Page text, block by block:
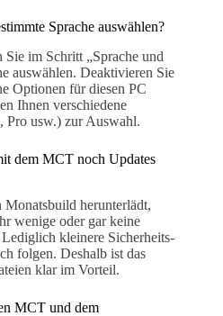
Sprache auswählen?
im Schritt „Sprache und
auswählen. Deaktivieren Sie
Optionen für diesen PC
Ihnen verschiedene
Pro usw.) zur Auswahl.
dem MCT noch Updates
Monatsbuild herunterlädt,
wenige oder gar keine
kleinere Sicherheits-
folgen. Deshalb ist das
klar im Vorteil.
MCT und dem